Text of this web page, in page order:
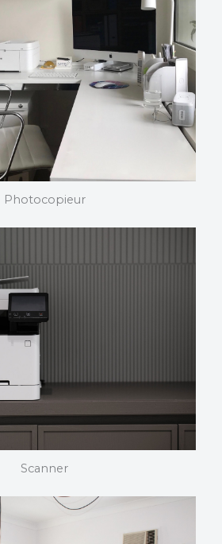
et installons vos photocopieurs. Nous
dans les moindres détails et
quelque soit votre domaine
d’activité.
Photocopieur
scanner
Scanner